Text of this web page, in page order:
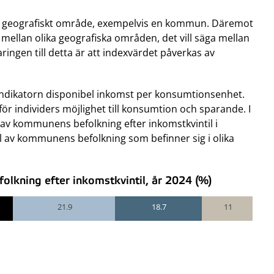
område, exempelvis en kommun. Däremot
olika geografiska områden, det vill säga mellan
till detta är att indexvärdet påverkas av
disponibel inkomst per konsumtionsenhet.
individers möjlighet till konsumtion och sparande. I
kommunens befolkning efter inkomstkvintil i
kommunens befolkning som befinner sig i olika
efter inkomstkvintil, år 2024 (%)
21.9 18.7 11